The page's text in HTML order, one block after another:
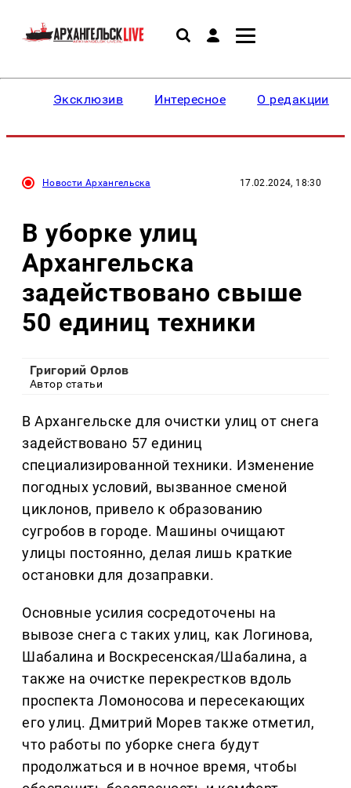
Эксклюзив Интересное О редакции
Новости Архангельска 17.02.2024, 18:30
В уборке улиц
Архангельска
задействовано свыше
50 единиц техники
Григорий Орлов
Автор статьи
В Архангельске для очистки улиц от снега
задействовано 57 единиц
специализированной техники. Изменение
погодных условий, вызванное сменой
циклонов, привело к образованию
сугробов в городе. Машины очищают
улицы постоянно, делая лишь краткие
остановки для дозаправки.
Основные усилия сосредоточены на
вывозе снега с таких улиц, как Логинова,
Шабалина и Воскресенская/Шабалина, а
также на очистке перекрестков вдоль
проспекта Ломоносова и пересекающих
его улиц. Дмитрий Морев также отметил,
что работы по уборке снега будут
продолжаться и в ночное время, чтобы